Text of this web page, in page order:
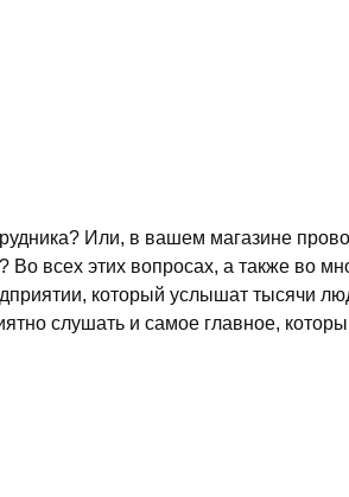
Или, в вашем магазине
всех этих вопросах, а также во
который услышат тысячи
слушать и самое главное,